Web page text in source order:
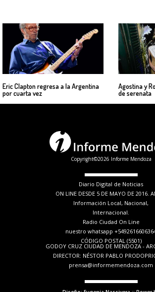
Eric Clapton regresa a la Argentina
por cuarta vez
Agostina y
de serenata
Copyright©2026 Informe Mendoza
Diario Digital de Noticias
ON LINE DESDE 5 DE MAYO DE 2016.
Información Local, Nacional,
Internacional.
Radio Ciudad On Line
nuestro whatsapp
CÓDIGO POSTAL (5501)
GODOY CRUZ CIUDAD DE MENDOZA -
DIRECTOR: NÉSTOR PABLO
prensa@informemendoza.com